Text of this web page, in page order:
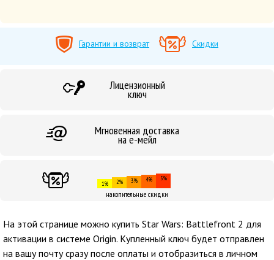
Гарантии и возврат Скидки
Лицензионный
ключ
Мгновенная доставка
на е-мейл
1% 2% 3% 4% 5%
накопительные скидки
На этой странице можно купить Star Wars: Battlefront 2 для
активации в системе Origin. Купленный ключ будет отправлен
на вашу почту сразу после оплаты и отобразиться в личном